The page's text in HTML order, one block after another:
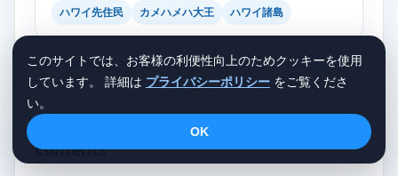
ハワイ先住民 カメハメハ大王 ハワイ諸島
Contents
このサイトでは、お客様の利便性向上のためクッキーを使用
しています。 詳細は プライバシーポリシー をご覧くださ
い。
OK